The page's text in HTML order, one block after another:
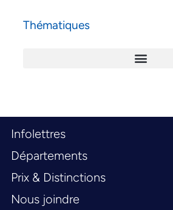
Thématiques
Infolettres
Départements
Prix & Distinctions
Nous joindre